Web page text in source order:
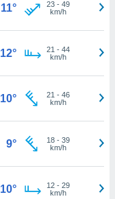
11° 23- 49
km/h
12° 21 - 44
km/h
10° 21 - 46
km/h
9° 18- 39
km/h
10° 12- 29
km/h